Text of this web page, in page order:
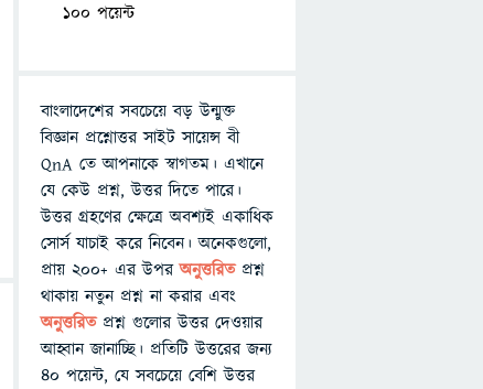
100 পয়েন্ট
বাংলাদেশের সবচেয়ে বড় উন্মুক্ত
বিজ্ঞান প্রশ্নোত্তর সাইট সায়েন্স বী
QnA তে আপনাকে স্বাগতম। এখানে
যে কেউ প্রশ্ন, উত্তর দিতে পারে।
উত্তর গ্রহণের ক্ষেত্রে অবশ্যই একাধিক
সোর্স যাচাই করে নিবেন। অনেকগুলো,
প্রায় ২০০+ এর উপরঅনুত্তরিতপ্রশ্ন
থাকায় নতুন প্রশ্ন না করার এবং
অনুত্তরিত প্রশ্ন গুলোর উত্তর দেওয়ার
আহ্বান জানাচ্ছি। প্রতিটি উত্তরের জন্য
৪০ পয়েন্ট, যে সবচেয়ে বেশি উত্তর